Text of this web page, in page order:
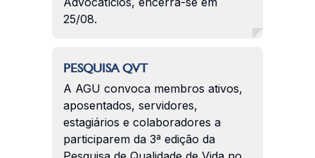
25/08.
PESQUISA QVT
A AGU convoca membros ativos,
aposentados, servidores,
estagiários e colaboradores a
participarem da 3ª edição da